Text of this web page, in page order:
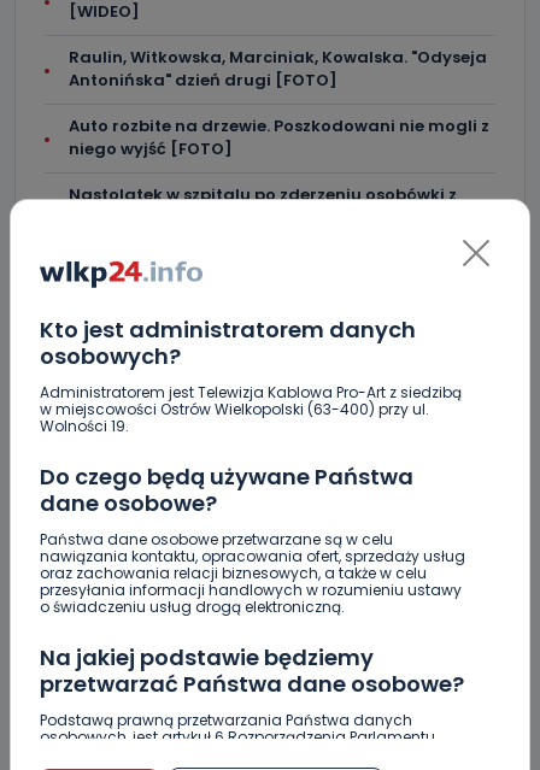
Kto jest administratorem danych
osobowych?
Administratorem jest Telewizja Kablowa Pro-Art z siedzibą
w miejscowości Ostrów Wielkopolski (63-400) przy ul.
Wolności 19.
Do czego będą używane Państwa
dane osobowe?
Państwa dane osobowe przetwarzane są w celu
nawiązania kontaktu, opracowania ofert, sprzedaży usług
oraz zachowania relacji biznesowych, a także w celu
przesyłania informacji handlowych w rozumieniu ustawy
o świadczeniu usług drogą elektroniczną.
Na jakiej podstawie będziemy
przetwarzać Państwa dane osobowe?
Podstawą prawną przetwarzania Państwa danych
osobowych, jest artykuł 6 Rozporządzenia Parlamentu
[WIDEO]
Raulin, Witkowska, Marciniak, Kowalska. "Odyseja
Antonińska" dzień drugi [FOTO]
Auto rozbite na drzewie. Poszkodowani nie mogli z
niego wyjść [FOTO]
Nastolatek w szpitalu po zderzeniu osobówki z
Uważaj na oszustwo! Przychodzą maile z
fałszywego e-Urzędu Skarbowego
Jak wybrać prostownicę do włosów puszących się i
elektryzujących?
Jakość wody wróciła (prawie) do normy. Jest
komunikat sanepidu
Zatrzymany w Sośniach. Za połamane tablice
przetargu, a kto próbował wrócić do gry?
Czy aquapark w Ostrowie powinien powstać?
Rozpoczęły się konsultacje
Skomentuj ten wpis jako pierwszy!